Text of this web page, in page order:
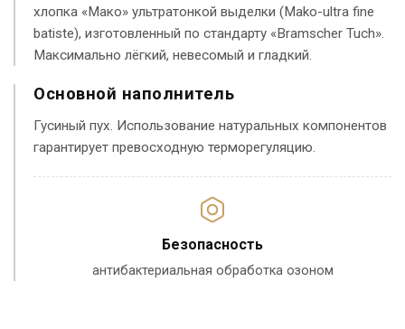
хлопка «Мако» ультратонкой выделки (Mako-ultra fine
batiste), изготовленный по стандарту «Bramscher Tuch».
Максимально лёгкий, невесомый и гладкий.
Основной наполнитель
Гусиный пух. Использование натуральных компонентов
гарантирует превосходную терморегуляцию.
Безопасность
антибактериальная обработка озоном